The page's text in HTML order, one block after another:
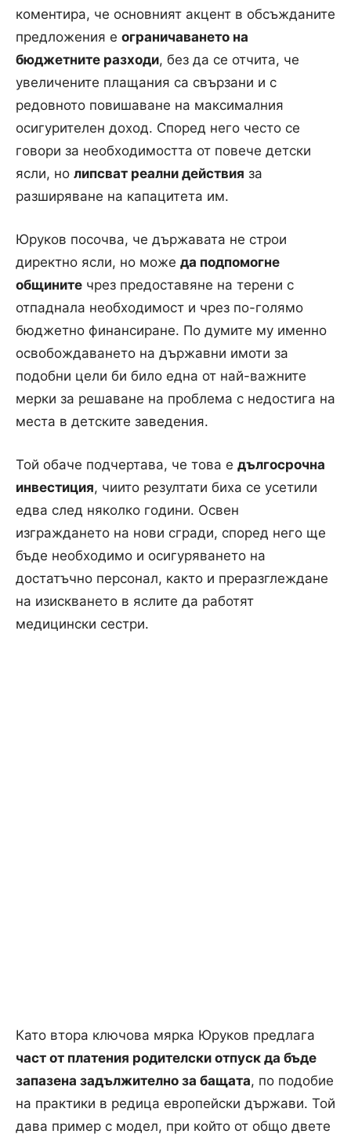
коментира, че основният акцент в обсъжданите
предложения е ограничаването на
бюджетните разходи, без да се отчита, че
увеличените плащания са свързани и с
редовното повишаване на максималния
осигурителен доход. Според него често се
говори за необходимостта от повече детски
ясли, но липсват реални действия за
разширяване на капацитета им.
Юруков посочва, че държавата не строи
директно ясли, но може да подпомогне
общините чрез предоставяне на терени с
отпаднала необходимост и чрез по-голямо
бюджетно финансиране. По думите му именно
освобождаването на държавни имоти за
подобни цели би било една от най-важните
мерки за решаване на проблема с недостига на
места в детските заведения.
Той обаче подчертава, че това е дългосрочна
инвестиция, чиито резултати биха се усетили
едва след няколко години. Освен
изграждането на нови сгради, според него ще
бъде необходимо и осигуряването на
достатъчно персонал, както и преразглеждане
на изискването в яслите да работят
медицински сестри.
Като втора ключова мярка Юруков предлага
част от платения родителски отпуск да бъде
запазена задължително за бащата, по подобие
на практики в редица европейски държави. Той
дава пример с модел, при който от общо двете